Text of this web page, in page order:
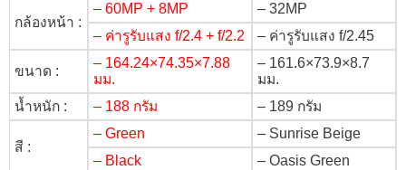
กล้องหน้า :
– 60MP + 8MP
– 32MP
– ค่ารูรับแสง f/2.4 + f/2.2
– ค่ารูรับแสง f/2.45
ขนาด :
– 164.24×74.35×7.88
มม.
– 161.6×73.9×8.7
มม.
น้ำหนัก :
– 188 กรัม – 189 กรัม
สี :
– Green
– Sunrise Beige
– Black
– Oasis Green